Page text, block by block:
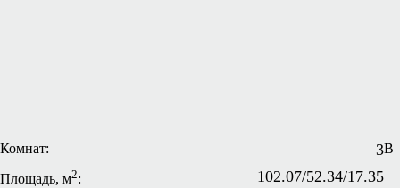
Комнат: 3
Площадь, м2: 102.07/52.34/17.35
В